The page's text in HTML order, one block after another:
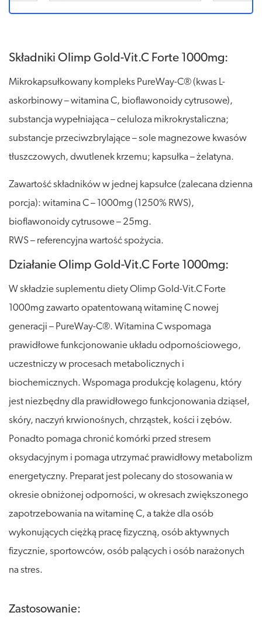
Składniki Olimp Gold-Vit.C Forte 1000mg:
Mikrokapsułkowany kompleks PureWay-C® (kwas L-
askorbinowy – witamina C, bioflawonoidy cytrusowe),
substancja wypełniająca – celuloza mikrokrystaliczna;
substancje przeciwzbrylające – sole magnezowe kwasów
tłuszczowych, dwutlenek krzemu; kapsułka – żelatyna.
Zawartość składników w jednej kapsułce (zalecana dzienna
porcja): witamina C – 1000mg (1250% RWS),
bioflawonoidy cytrusowe – 25mg.
RWS – referencyjna wartość spożycia.
Działanie Olimp Gold-Vit.C Forte 1000mg:
W składzie suplementu diety Olimp Gold-Vit.C Forte
1000mg zawarto opatentowaną witaminę C nowej
generacji – PureWay-C®. Witamina C wspomaga
prawidłowe funkcjonowanie układu odpornościowego,
uczestniczy w procesach metabolicznych i
biochemicznych. Wspomaga produkcję kolagenu, który
jest niezbędny dla prawidłowego funkcjonowania dziąseł,
skóry, naczyń krwionośnych, chrząstek, kości i zębów.
Ponadto pomaga chronić komórki przed stresem
oksydacyjnym i pomaga utrzymać prawidłowy metabolizm
energetyczny. Preparat jest polecany do stosowania w
okresie obniżonej odporności, w okresach zwiększonego
zapotrzebowania na witaminę C, a także dla osób
wykonujących ciężką pracę fizyczną, osób aktywnych
fizycznie, sportowców, osób palących i osób narażonych
na stres.
Zastosowanie: